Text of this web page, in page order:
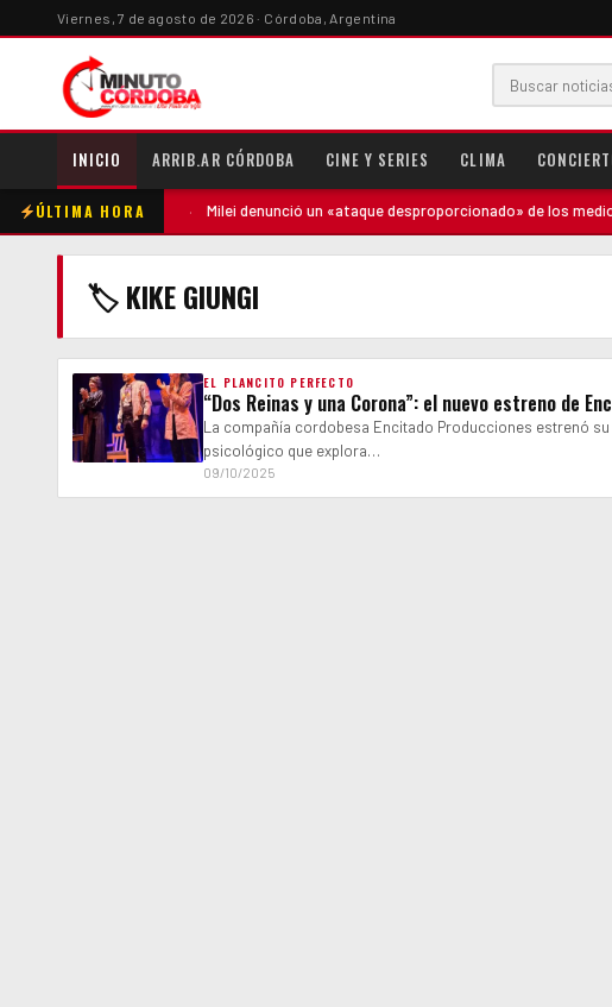
Viernes, 7 de agosto de 2026 · Córdoba, Argentina
INICIO ARRIB.AR CÓRDOBA CINE Y SERIES CLIMA
ÚLTIMA HORA
contra la madre Milei denunció un «ataque desproporcionado» de los
🏷 KIKE GIUNGI
EL PLANCITO PERFECTO
“Dos Reinas y una Corona”: el nuevo estreno de
La compañía cordobesa Encitado Producciones estrenó su
psicológico que explora…
09/10/2025